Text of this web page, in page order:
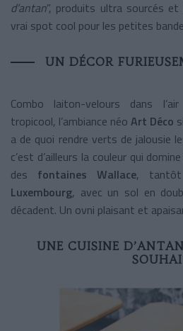
d’antan”, produits ultra sourcés
vrai spot cool pour les petites
UN DÉCOR
Combo laiton-velours dans
tropicool, l’ambiance néo Art Déco
a de quoi rendre verts de jalousie
c’est d’ailleurs la couleur qui
des fontaines Wallace, tantôt
Luxembourg, avec un sol en
décadent. Un ovni plaisant et
UNE CUISINE